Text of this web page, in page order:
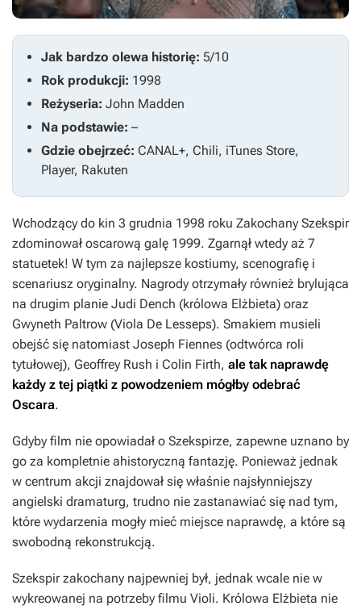
Jak bardzo olewa historię: 5/10
Rok produkcji: 1998
Reżyseria: John Madden
Na podstawie: –
Gdzie obejrzeć: CANAL+, Chili, iTunes Store,
Player, Rakuten
Wchodzący do kin 3 grudnia 1998 roku Zakochany Szekspir
zdominował oscarową galę 1999. Zgarnął wtedy aż 7
statuetek! W tym za najlepsze kostiumy, scenografię i
scenariusz oryginalny. Nagrody otrzymały również brylująca
na drugim planie Judi Dench (królowa Elżbieta) oraz
Gwyneth Paltrow (Viola De Lesseps). Smakiem musieli
obejść się natomiast Joseph Fiennes (odtwórca roli
tytułowej), Geoffrey Rush i Colin Firth, ale tak naprawdę
każdy z tej piątki z powodzeniem mógłby odebrać
Oscara.
Gdyby film nie opowiadał o Szekspirze, zapewne uznano by
go za kompletnie ahistoryczną fantazję. Ponieważ jednak
w centrum akcji znajdował się właśnie najsłynniejszy
angielski dramaturg, trudno nie zastanawiać się nad tym,
które wydarzenia mogły mieć miejsce naprawdę, a które są
swobodną rekonstrukcją.
Szekspir zakochany najpewniej był, jednak wcale nie w
wykreowanej na potrzeby filmu Violi. Królowa Elżbieta nie